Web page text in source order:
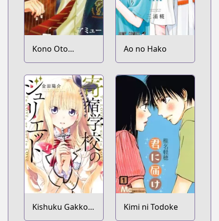
Kono Oto
Tomare!
Ao no Hako
Kishuku Gakkou
no Juliet
Kimi ni Todoke